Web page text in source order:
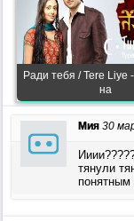
Ради тебя / Tere Liye
на
Мия 30
тянули
понятным